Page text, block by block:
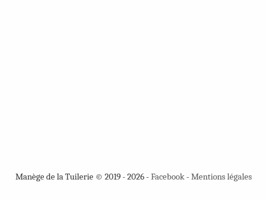
Manège de la Tuilerie © 2019 - 2026 -Facebook-Mentions légales